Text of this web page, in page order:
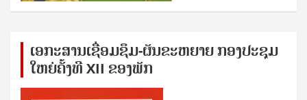
ເອກ​ະ​ສານ​ເຊ​ື່ອມ​ຊ​ຶມ-ຜັນ​ຂະ​ຫ​ຍາຍ ກອງ​ປະ​ຊຸມ​
ໃຫຍ່​ຄັ້ງ​ທີ XII ຂອງ​ພັກ